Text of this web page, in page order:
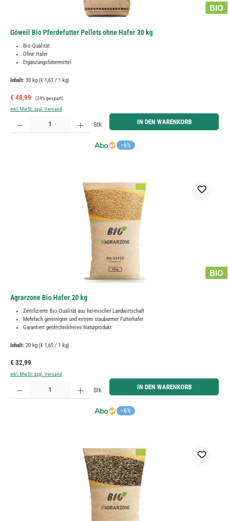
BIO
Göweil Bio Pferdefutter Pellets ohne Hafer 30 kg
Bio-Qualität
Ohne Hafer
Ergänzungsfuttermittel
Inhalt: 30 kg (€ 1,63 / 1 kg)
Verkaufspreis:
€ 48,99 Regulärer Preis:
(24% gespart)
inkl. MwSt. zzgl. Versand
−6%
Produkt Anzahl: Gib den gewünschten Wert ein oder benutze die Schaltflächen um die Anzahl zu
Stk. IN DEN WARENKORB
BIO
Agrarzone Bio Hafer 20 kg
Zertifizierte Bio-Qualität aus heimischer Landwirtschaft
Mehrfach gereinigter und extrem staubarmer Futterhafer
Garantiert gentechnikfreies Naturprodukt
Inhalt: 20 kg (€ 1,65 / 1 kg)
Regulärer Preis:
€ 32,99
inkl. MwSt. zzgl. Versand
−6%
Produkt Anzahl: Gib den gewünschten Wert ein oder benutze die Schaltflächen um die Anzahl zu
Stk. IN DEN WARENKORB